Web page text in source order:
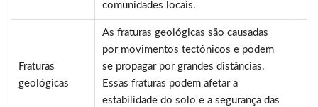
comunidades locais.
Fraturas
geológicas
As fraturas geológicas são causadas
por movimentos tectônicos e podem
se propagar por grandes distâncias.
Essas fraturas podem afetar a
estabilidade do solo e a segurança das